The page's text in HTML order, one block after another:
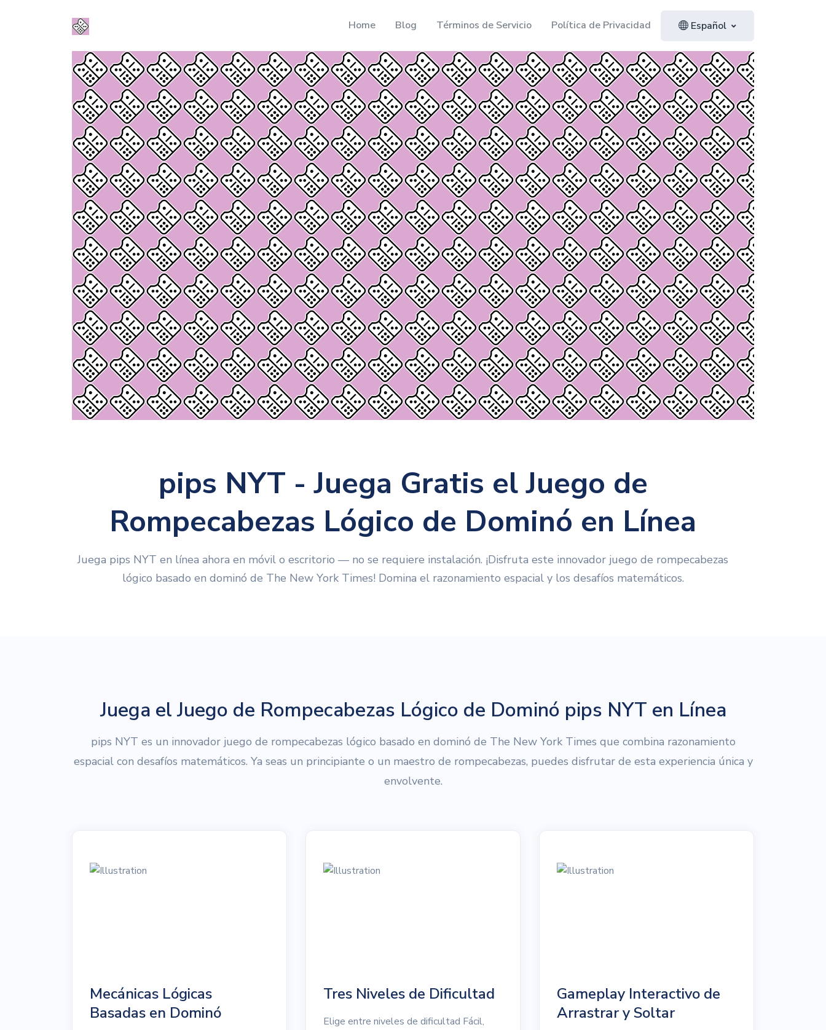
Home Blog Términos de Servicio Política de Privacidad Español
pips NYT - Juega Gratis el Juego de
Rompecabezas Lógico de Dominó en Línea
Juega pips NYT en línea ahora en móvil o escritorio — no se requiere instalación. ¡Disfruta este innovador juego de rompecabezas
lógico basado en dominó de The New York Times! Domina el razonamiento espacial y los desafíos matemáticos.
Juega el Juego de Rompecabezas Lógico de Dominó pips NYT en Línea
pips NYT es un innovador juego de rompecabezas lógico basado en dominó de The New York Times que combina razonamiento
espacial con desafíos matemáticos. Ya seas un principiante o un maestro de rompecabezas, puedes disfrutar de esta experiencia única y
envolvente.
Mecánicas Lógicas
Basadas en Dominó
Tres Niveles de Dificultad
Elige entre niveles de dificultad Fácil,
Gameplay Interactivo de
Arrastrar y Soltar